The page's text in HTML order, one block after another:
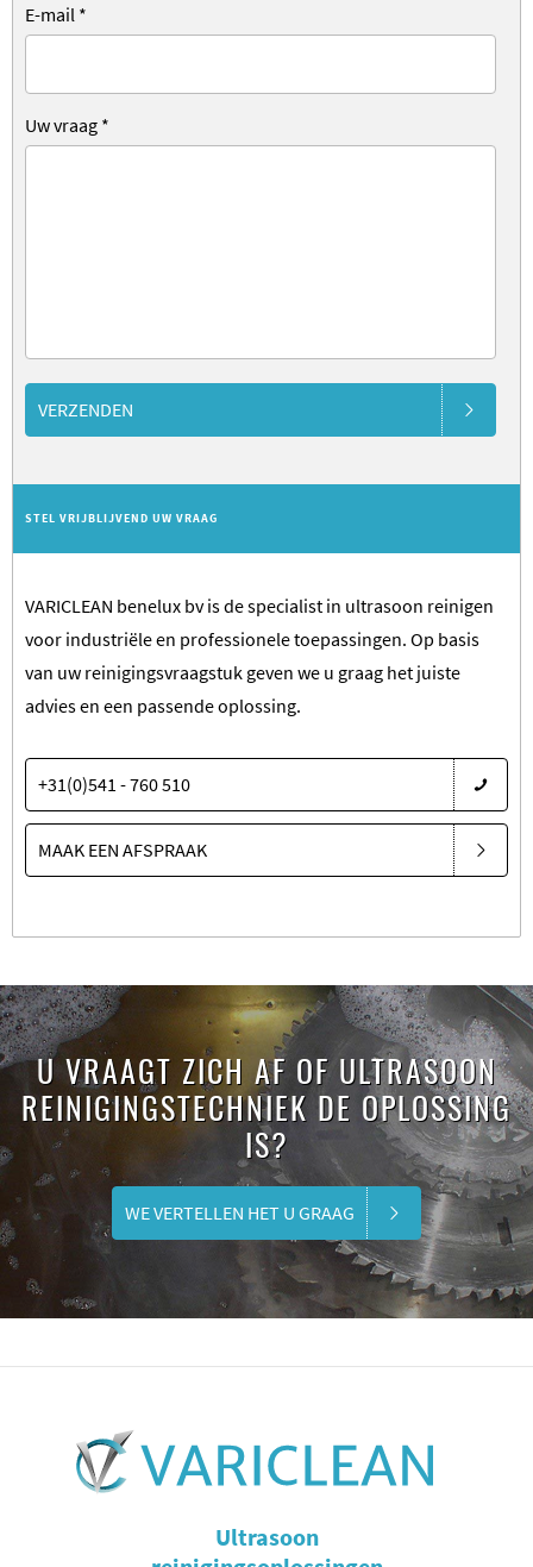
E-mail *
Uw vraag *
VERZENDEN
STEL VRIJBLIJVEND UW VRAAG
VARICLEAN benelux bv is de specialist in ultrasoon reinigen
voor industriële en professionele toepassingen. Op basis
van uw reinigingsvraagstuk geven we u graag het juiste
advies en een passende oplossing.
+31(0)541 - 760 510
MAAK EEN AFSPRAAK
U VRAAGT ZICH AF OF ULTRASOON
REINIGINGSTECHNIEK DE OPLOSSING
IS?
WE VERTELLEN HET U GRAAG
Ultrasoon